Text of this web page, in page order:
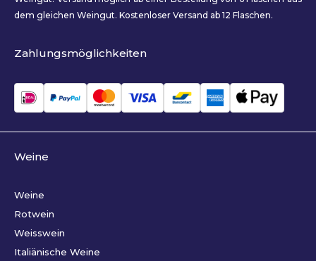
dem gleichen Weingut. Kostenloser Versand ab 12 Flaschen.
Zahlungsmöglichkeiten
Weine
Weine
Rotwein
Weisswein
Italiänische Weine